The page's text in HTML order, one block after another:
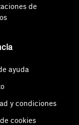
de
ayuda
y condiciones
cookies